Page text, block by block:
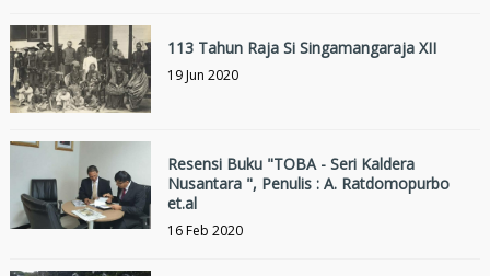
113 Tahun Raja Si Singamangaraja XII
19 Jun 2020
Resensi Buku "TOBA - Seri Kaldera
Nusantara ", Penulis : A. Ratdomopurbo
et.al
16 Feb 2020